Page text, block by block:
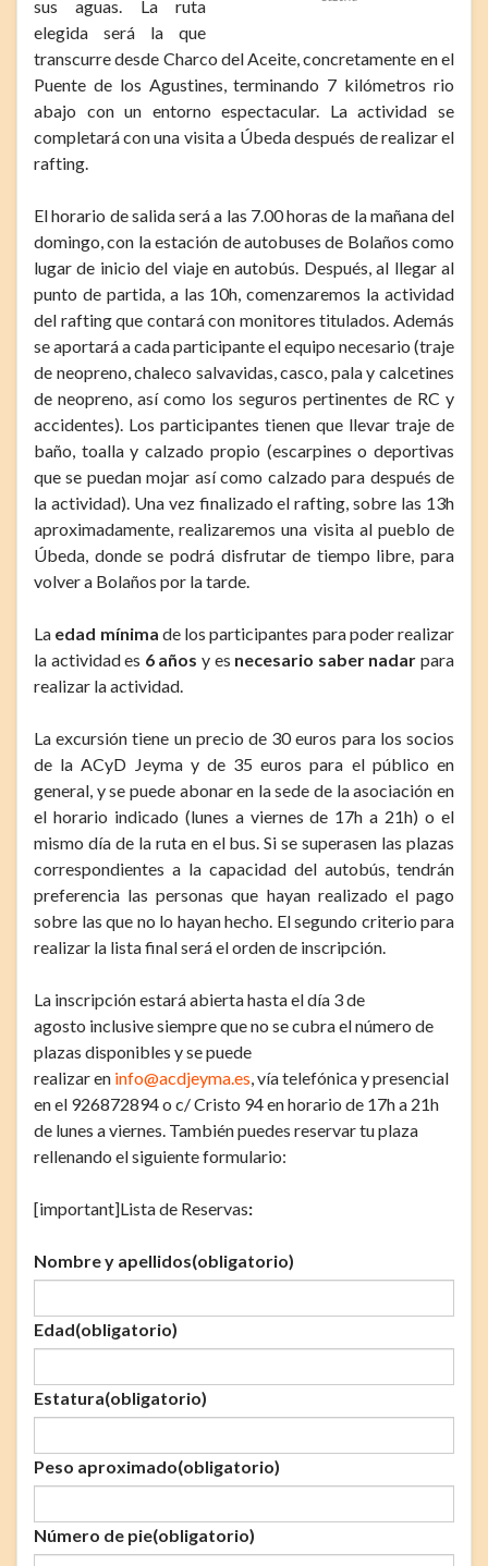
sus aguas. La ruta
elegida será la que
transcurre desde Charco del Aceite, concretamente en el
Puente de los Agustines, terminando 7 kilómetros rio
abajo con un entorno espectacular. La actividad se
completará con una visita a Úbeda después de realizar el
rafting.
El horario de salida será a las 7.00 horas de la mañana del
domingo, con la estación de autobuses de Bolaños como
lugar de inicio del viaje en autobús. Después, al llegar al
punto de partida, a las 10h, comenzaremos la actividad
del rafting que contará con monitores titulados. Además
se aportará a cada participante el equipo necesario (traje
de neopreno, chaleco salvavidas, casco, pala y calcetines
de neopreno, así como los seguros pertinentes de RC y
accidentes). Los participantes tienen que llevar traje de
baño, toalla y calzado propio (escarpines o deportivas
que se puedan mojar así como calzado para después de
la actividad). Una vez finalizado el rafting, sobre las 13h
aproximadamente, realizaremos una visita al pueblo de
Úbeda, donde se podrá disfrutar de tiempo libre, para
volver a Bolaños por la tarde.
La edad mínima de los participantes para poder realizar
la actividad es 6 años y es necesario saber nadar para
realizar la actividad.
La excursión tiene un precio de 30 euros para los socios
de la ACyD Jeyma y de 35 euros para el público en
general, y se puede abonar en la sede de la asociación en
el horario indicado (lunes a viernes de 17h a 21h) o el
mismo día de la ruta en el bus. Si se superasen las plazas
correspondientes a la capacidad del autobús, tendrán
preferencia las personas que hayan realizado el pago
sobre las que no lo hayan hecho. El segundo criterio para
realizar la lista final será el orden de inscripción.
La inscripción estará abierta hasta el día 3 de
agosto inclusive siempre que no se cubra el número de
plazas disponibles y se puede
realizar en info@acdjeyma.es, vía telefónica y presencial
en el 926872894 o c/ Cristo 94 en horario de 17h a 21h
de lunes a viernes. También puedes reservar tu plaza
rellenando el siguiente formulario:
[important]Lista de Reservas:
Nombre y apellidos(obligatorio)
Edad(obligatorio)
Estatura(obligatorio)
Peso aproximado(obligatorio)
Número de pie(obligatorio)